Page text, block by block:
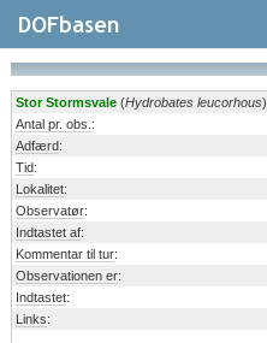
Stor Stormsvale (Hydrobates leucorhous)
Antal pr. obs. :
Adfærd:
Tid:
Lokalitet:
Observatør:
Indtastet af:
Kommentar til tur:
Observationen er:
Indtastet:
Links: